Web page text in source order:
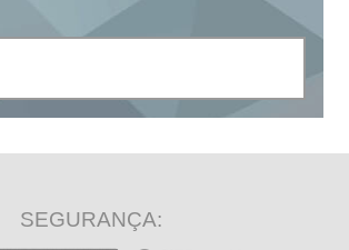
SEGURANÇA: